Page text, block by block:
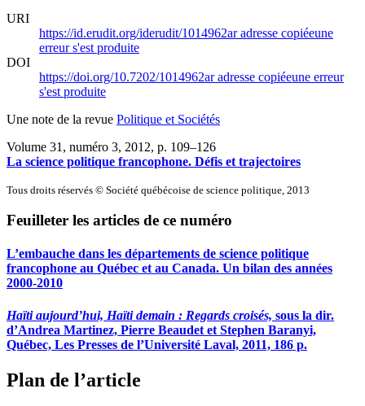
URI
https://id.erudit.org/iderudit/1014962aradresse copiéeune
erreur s'est produite
DOI
https://doi.org/10.7202/1014962aradresse copiéeune erreur
s'est produite
Une note de la revue Politique et Sociétés
Volume 31, numéro 3, 2012, p. 109–126
La science politique francophone. Défis et trajectoires
Tous droits réservés © Société québécoise de science politique, 2013
Feuilleter les articles de ce numéro
L’embauche dans les départements de science politique
francophone au Québec et au Canada. Un bilan des années
2000-2010
Haïti aujourd’hui, Haïti demain : Regards croisés, sous la dir.
d’Andrea Martinez, Pierre Beaudet et Stephen Baranyi,
Québec, Les Presses de l’Université Laval, 2011, 186 p.
Plan de l’article